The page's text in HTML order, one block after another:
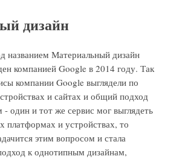
дизайн
названием Материальный дизайн
компанией Google в 2014 году. Так
компании Google выглядели по
и сайтах и общий подход
один и тот же сервис мог выглядеть
платформах и устройствах, то
этим вопросом и стала
к однотипным дизайнам,